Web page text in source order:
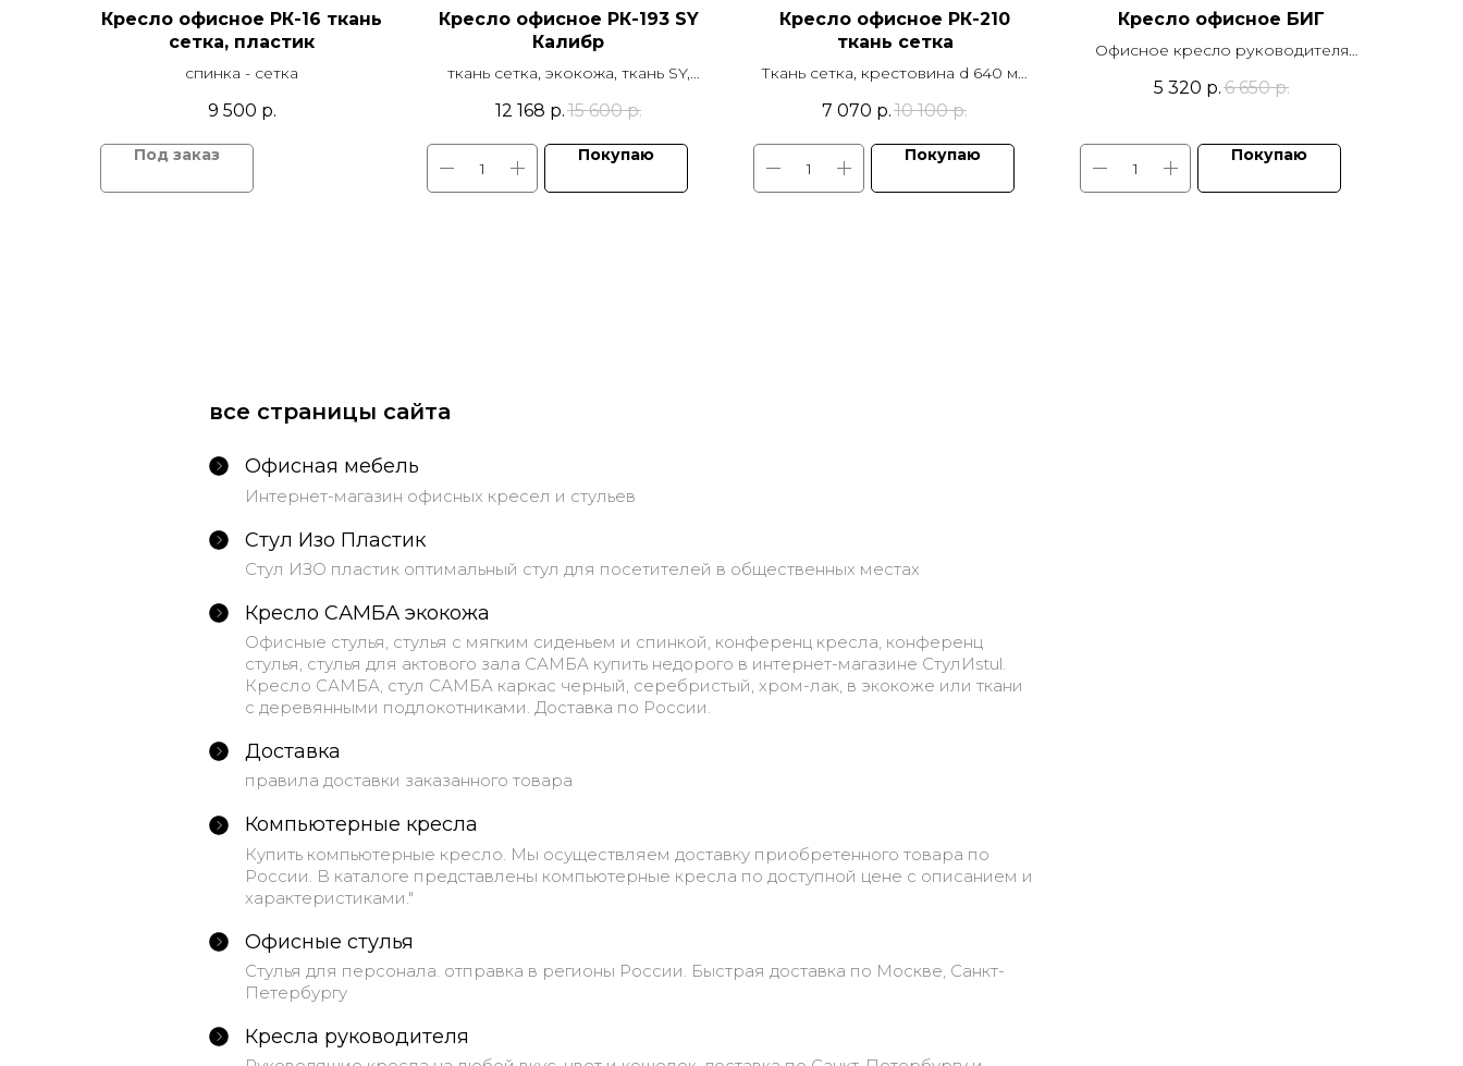
Кресло офисное РК-16 ткань
сетка, пластик
спинка - сетка
9 500 р.
Кресло офисное РК-193 SY
Калибр
ткань сетка, экокожа, ткань SY,
подлокотники регулируемые,
механизм качания TOP GUN
12 168 р.15 600 р.
Покупаю
Кресло офисное РК-210
ткань сетка
Ткань сетка, крестовина d 640 мм
мягкими накладками, механизм
качания TOP GUN
7 070 р. 10 100 р.
Покупаю
Кресло офисное БИГ
Офисное кресло руководителя
5 320 р.6 650 р.
Покупаю
все страницы сайта
Офисная мебель
Интернет-магазин офисных кресел и стульев
Стул Изо Пластик
Стул ИЗО пластик оптимальный стул для посетителей в общественных местах
Кресло САМБА экокожа
Офисные стулья, стулья с мягким сиденьем и спинкой, конференц кресла, конференц
стулья, стулья для актового зала САМБА купить недорого в интернет-магазине СтулИstul.
Кресло САМБА, стул САМБА каркас черный, серебристый, хром-лак, в экокоже или ткани
с деревянными подлокотниками. Доставка по России.
Доставка
правила доставки заказанного товара
Компьютерные кресла
Купить компьютерные кресло. Мы осуществляем доставку приобретенного товара по
России. В каталоге представлены компьютерные кресла по доступной цене с описанием и
характеристиками."
Офисные стулья
Стулья для персонала. отправка в регионы России. Быстрая доставка по Москве, Санкт-
Петербургу
Кресла руководителя